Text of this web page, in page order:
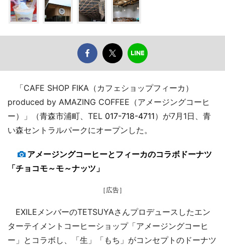
「CAFE SHOP FIKA（カフェショップフィーカ）
produced by AMAZING COFFEE（アメージングコーヒ
ー）」（青森市浦町、TEL 017-718-4711）が7月1日、青
い森セントラルパークにオープンした。
アメージングコーヒーとフィーカのコラボドーナツ
「チョコモ～モ～ナッツ」
［広告］
EXILEメンバーのTETSUYAさんプロデュースしたエン
ターテイメントコーヒーショップ「アメージングコーヒ
ー」とコラボし、「生」「もち」がコンセプトのドーナツ